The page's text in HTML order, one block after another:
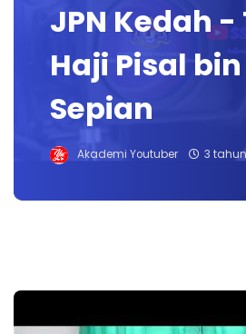
JPN Kedah -
Haji Pisal
Sepian
Akademi Youtuber 3